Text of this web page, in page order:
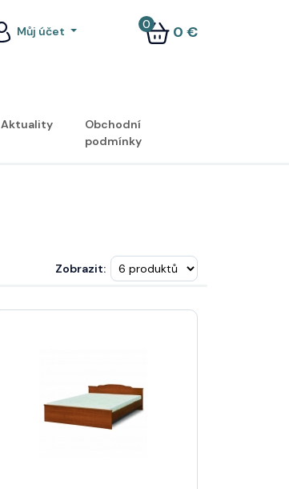
Můj účet 0 €
0
Aktuality
Obchodní
podmínky
Zobrazit: